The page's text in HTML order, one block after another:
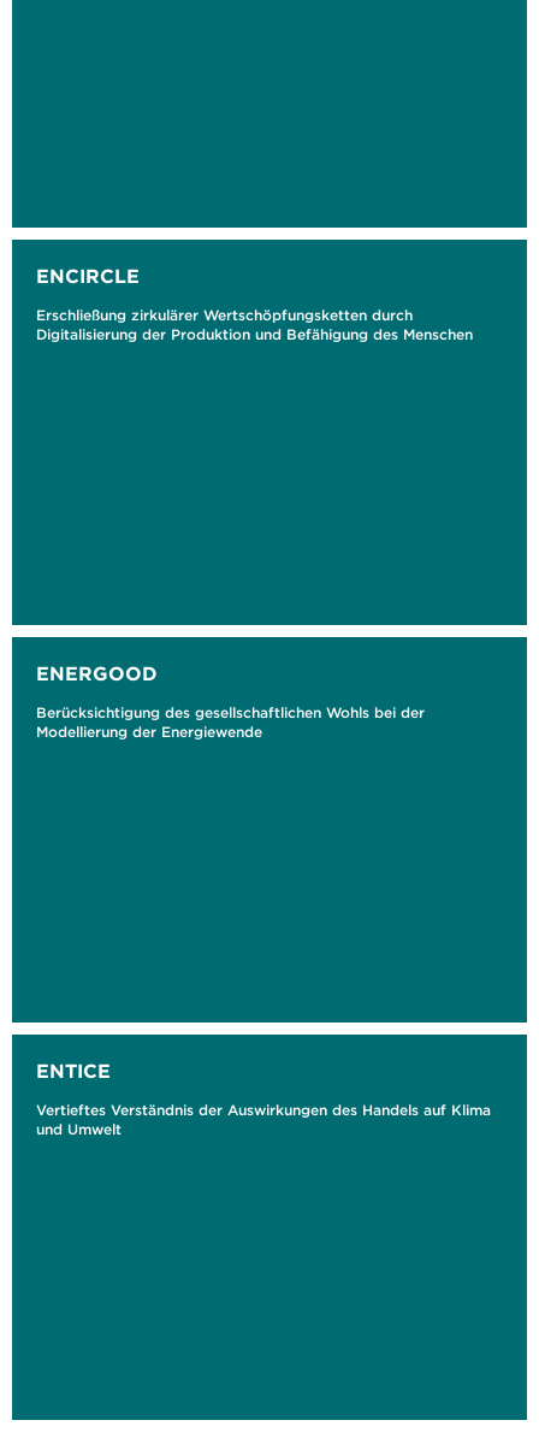
ENCIRCLE
Erschließung zirkulärer Wertschöpfungsketten durch
Digitalisierung der Produktion und Befähigung des Menschen
ENERGOOD
Berücksichtigung des gesellschaftlichen Wohls bei der
Modellierung der Energiewende
ENTICE
Vertieftes Verständnis der Auswirkungen des Handels auf Klima
und Umwelt